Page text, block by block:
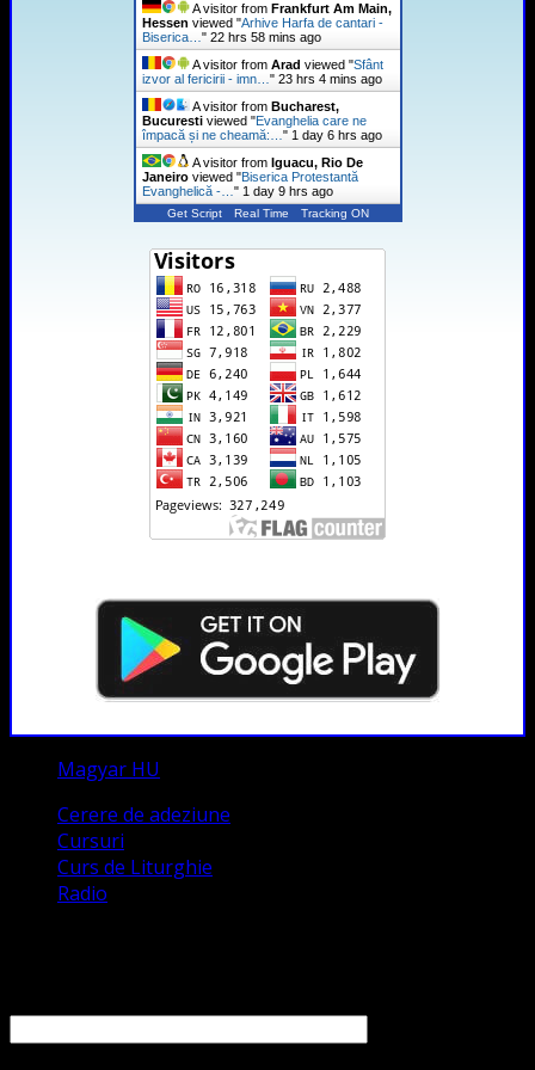
A visitor from Frankfurt Am Main,
Hessen viewed "Arhive Harfa de cantari -
Biserica… " 22 hrs 58 mins ago
A visitor from Arad viewed "Sfânt
izvor al fericirii - imn… " 23 hrs 4 mins ago
A visitor from Bucharest,
Bucurestiviewed "Evanghelia care ne
împacă și ne cheamă:… " 1 day 6 hrs ago
A visitor from Iguacu, Rio De
Janeiroviewed "Biserica Protestantă
Evanghelică -… " 1 day 9 hrs ago
Get Script Real Time Tracking ON
Magyar HU
Cerere de adeziune
Cursuri
Curs de Liturghie
Radio